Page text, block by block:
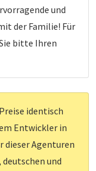
und
der Familie! Für
bitte Ihren
identisch
Entwickler in
dieser Agenturen
und